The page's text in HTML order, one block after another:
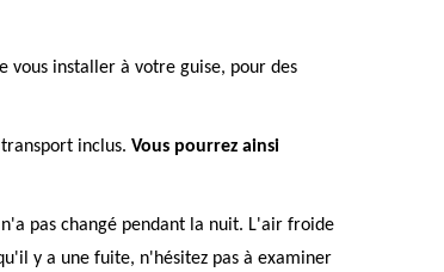
vous installer à votre guise, pour des
inclus. Vous pourrez ainsi
pas changé pendant la nuit. L'air froide
y a une fuite, n'hésitez pas à examiner